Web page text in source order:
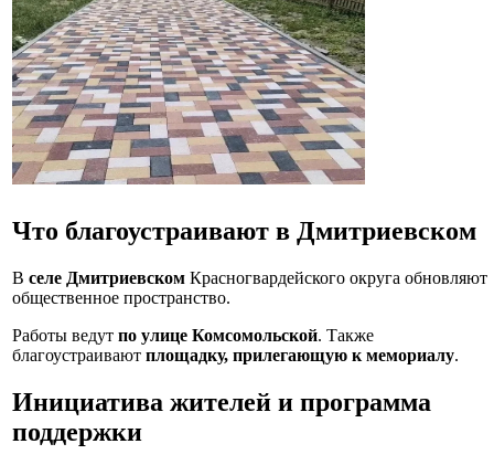
Что благоустраивают в Дмитриевском
В селе Дмитриевском Красногвардейского округа обновляют
общественное пространство.
Работы ведут по улице Комсомольской. Также
благоустраивают площадку, прилегающую к мемориалу.
Инициатива жителей и программа
поддержки